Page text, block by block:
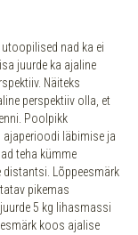
nad ka ei
juurde ka ajaline
Näiteks
perspektiiv olla, et
Poolpikk
läbimise ja
teha kümme
Lõppeesmärk
pikemas
5 kg lihasmassi
koos ajalise